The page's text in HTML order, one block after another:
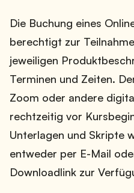
Die Buchung eines
berechtigt zur
jeweiligen
Terminen und Zeiten.
Zoom oder andere
rechtzeitig vor
Unterlagen und Skripte
entweder per E-Mail
Downloadlink zur